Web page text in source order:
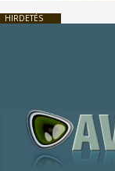
HIRDETÉS